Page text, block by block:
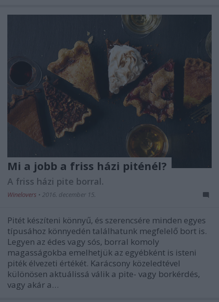
Mi a jobb a friss házi piténél?
A friss házi pite borral.
Winelovers • 2016. december 15.
Pitét készíteni könnyű, és szerencsére minden egyes
típusához könnyedén találhatunk megfelelő bort is.
Legyen az édes vagy sós, borral komoly
magasságokba emelhetjük az egyébként is isteni
piték élvezeti értékét. Karácsony közeledtével
különösen aktuálissá válik a pite- vagy borkérdés,
vagy akár a…